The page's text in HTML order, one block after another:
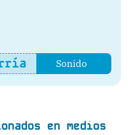
Sonido
en medios